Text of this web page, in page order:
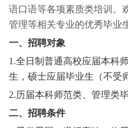
语口语等各项素质类培训。
管理等相关专业的优秀毕业
一、招聘对象
1.全日制普通高校应届本科
生， 硕士应届毕业生（不受
2.历届本科师范类
管理类
二、招聘条件